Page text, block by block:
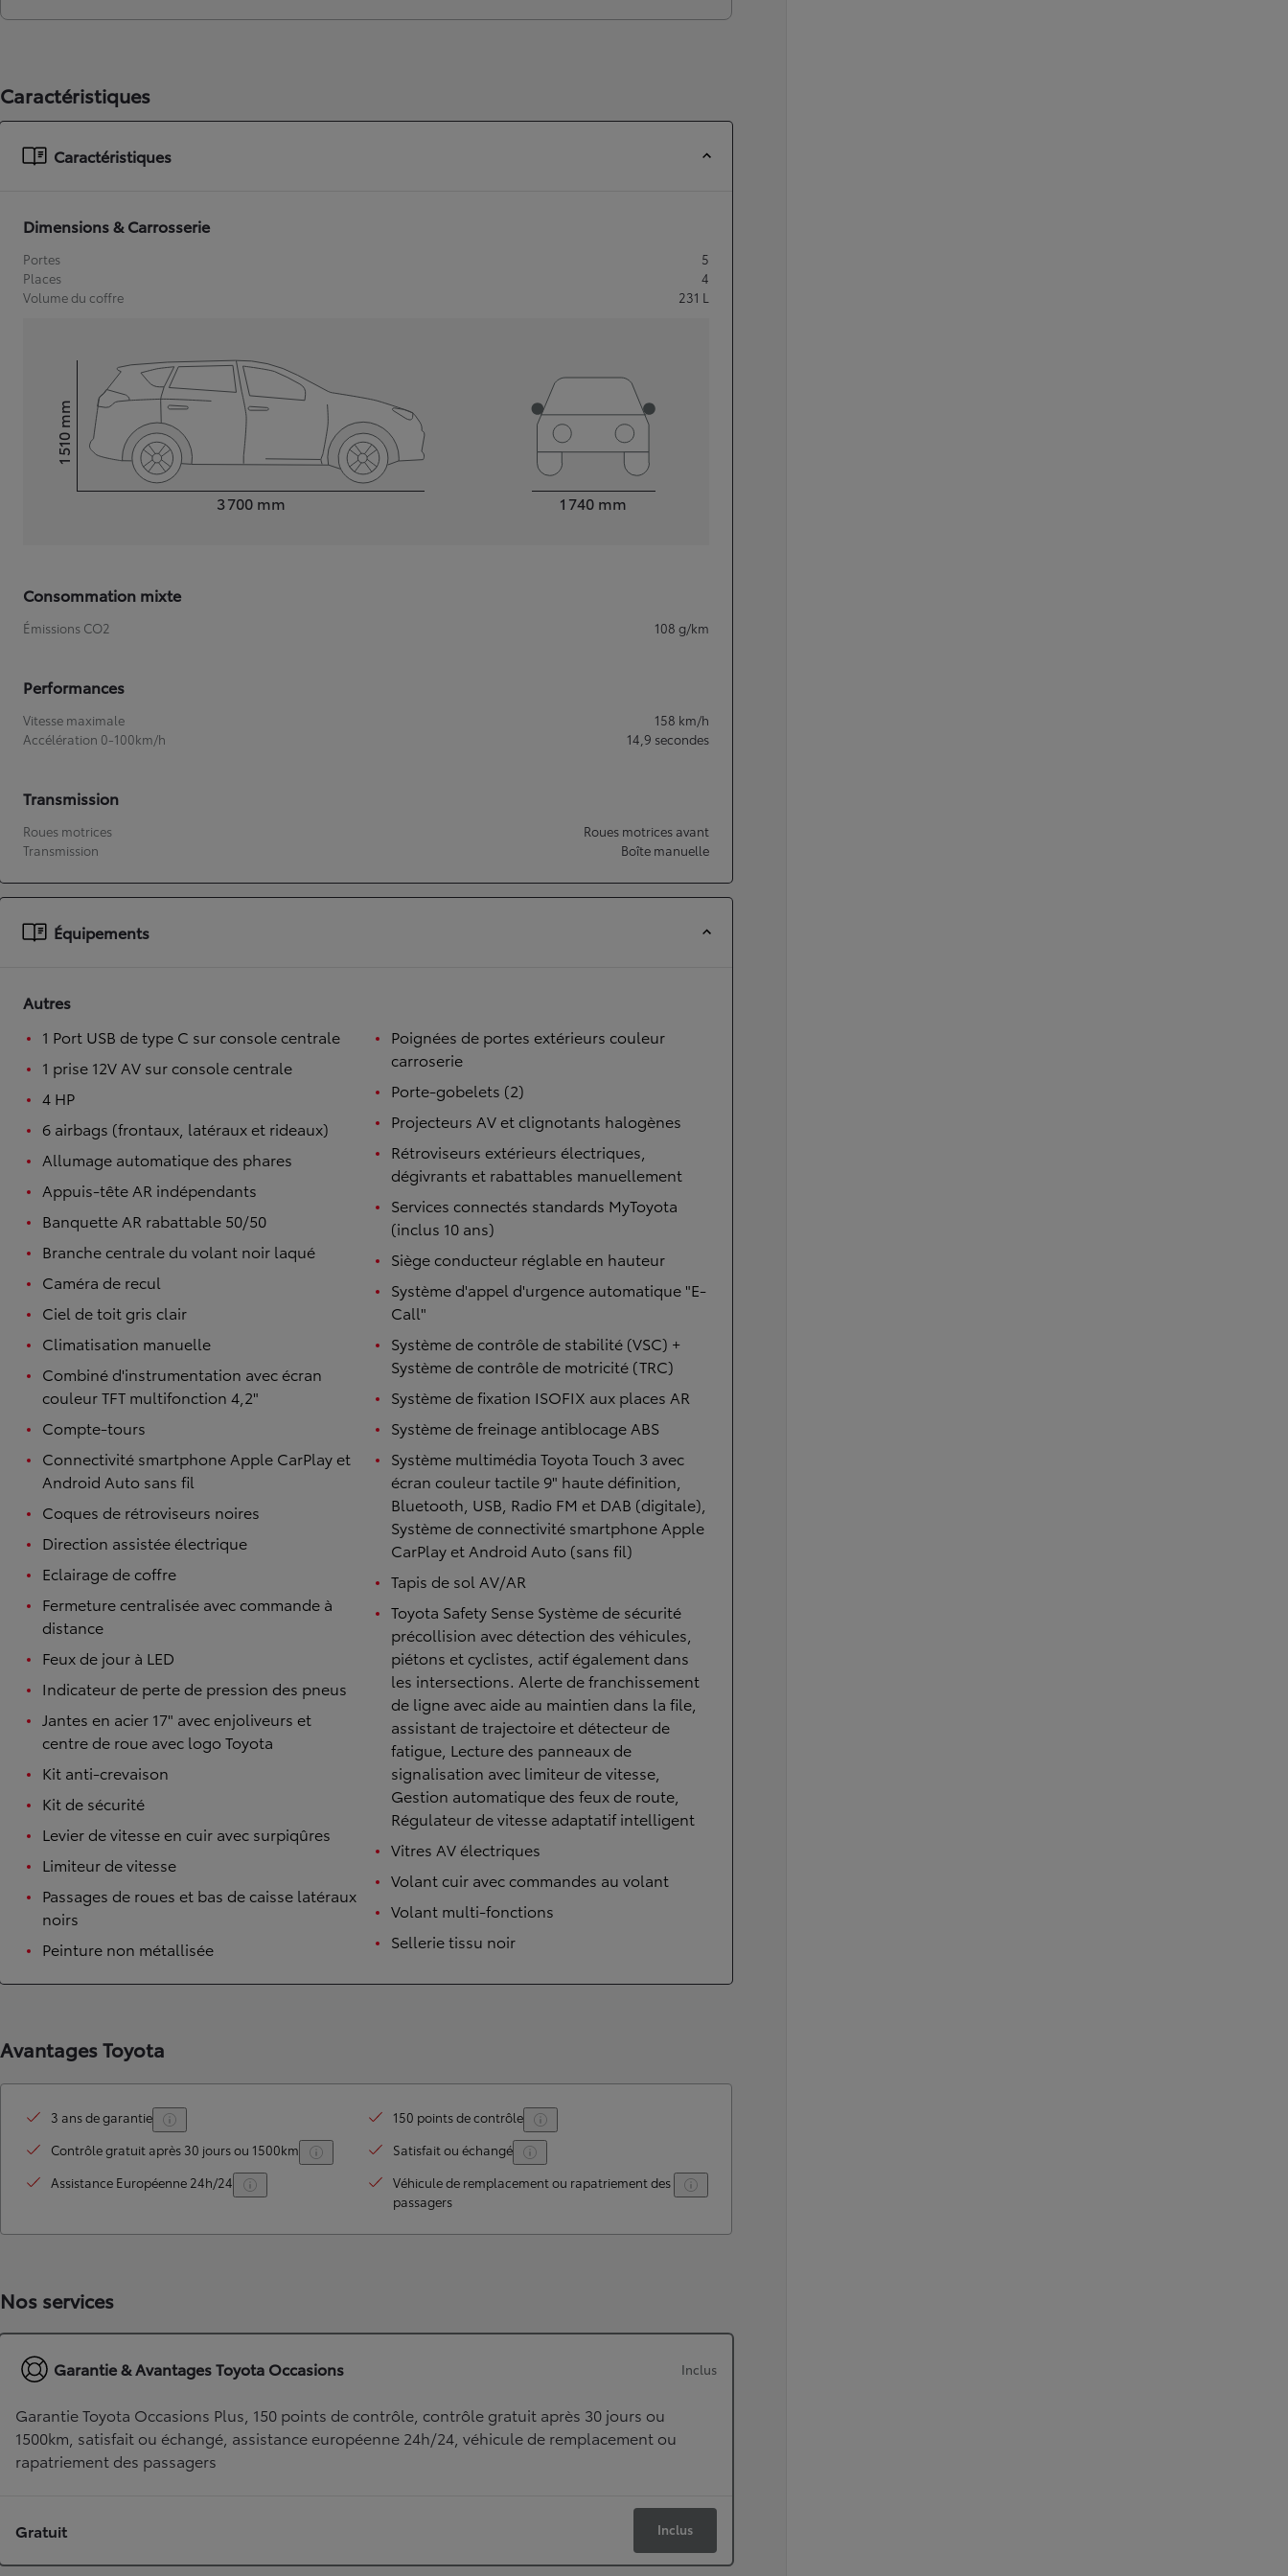
À partir de 19 700 €
HYBRIDE
Disponible prochainement
TOYOTA C-HR
Disponible rapidement
Caractéristiques
Caractéristiques
Dimensions & Carrosserie
Portes
5
Places
4
Volume du coffre
231 L
3 700 mm
Hauteur1 510
mm
1 740 mm
Consommation mixte
Émissions CO2 108 g/km
Performances
Vitesse maximale 158 km/h
Accélération 0-100km/h
14,9 secondes
Transmission
Roues motrices
Roues motrices avant
Transmission
Boîte manuelle
Équipements
Autres
1 Port USB de type C sur console centrale
1 prise 12V AV sur console centrale
4 HP
6 airbags (frontaux, latéraux et rideaux)
Allumage automatique des phares
Appuis-tête AR indépendants
Banquette AR rabattable 50/50
Branche centrale du volant noir laqué
Caméra de recul
Ciel de toit gris clair
Climatisation manuelle
Combiné d'instrumentation avec écran
couleur TFT multifonction 4,2"
Compte-tours
Connectivité smartphone Apple CarPlay et
Android Auto sans fil
Coques de rétroviseurs noires
Direction assistée électrique
Eclairage de coffre
Fermeture centralisée avec commande à
distance
Feux de jour à LED
Indicateur de perte de pression des pneus
Jantes en acier 17" avec enjoliveurs et
centre de roue avec logo Toyota
Kit anti-crevaison
Kit de sécurité
Levier de vitesse en cuir avec surpiqûres
Limiteur de vitesse
Passages de roues et bas de caisse latéraux
noirs
Peinture non métallisée
Poignées de portes extérieurs couleur
carroserie
Porte-gobelets (2)
Projecteurs AV et clignotants halogènes
Rétroviseurs extérieurs électriques,
dégivrants et rabattables manuellement
Services connectés standards MyToyota
(inclus 10 ans)
Siège conducteur réglable en hauteur
Système d'appel d'urgence automatique "E-
Call"
Système de contrôle de stabilité (VSC) +
Système de contrôle de motricité (TRC)
Système de fixation ISOFIX aux places AR
Système de freinage antiblocage ABS
Système multimédia Toyota Touch 3 avec
écran couleur tactile 9" haute définition,
Bluetooth, USB, Radio FM et DAB (digitale),
Système de connectivité smartphone Apple
CarPlay et Android Auto (sans fil)
Tapis de sol AV/AR
Toyota Safety Sense Système de sécurité
précollision avec détection des véhicules,
piétons et cyclistes, actif également dans
les intersections. Alerte de franchissement
de ligne avec aide au maintien dans la file,
assistant de trajectoire et détecteur de
fatigue, Lecture des panneaux de
signalisation avec limiteur de vitesse,
Gestion automatique des feux de route,
Régulateur de vitesse adaptatif intelligent
Vitres AV électriques
Volant cuir avec commandes au volant
Volant multi-fonctions
Sellerie tissu noir
Avantages Toyota
3 ans de garantie
150 points de contrôle
Contrôle gratuit après 30 jours ou 1500km
Satisfait ou échangé
Assistance Européenne 24h/24
Véhicule de remplacement ou rapatriement des
passagers
Nos services
Garantie & Avantages Toyota Occasions Inclus
Garantie Toyota Occasions Plus, 150 points de contrôle, contrôle gratuit après 30 jours ou
1500km, satisfait ou échangé, assistance européenne 24h/24, véhicule de remplacement ou
rapatriement des passagers
Gratuit Inclus